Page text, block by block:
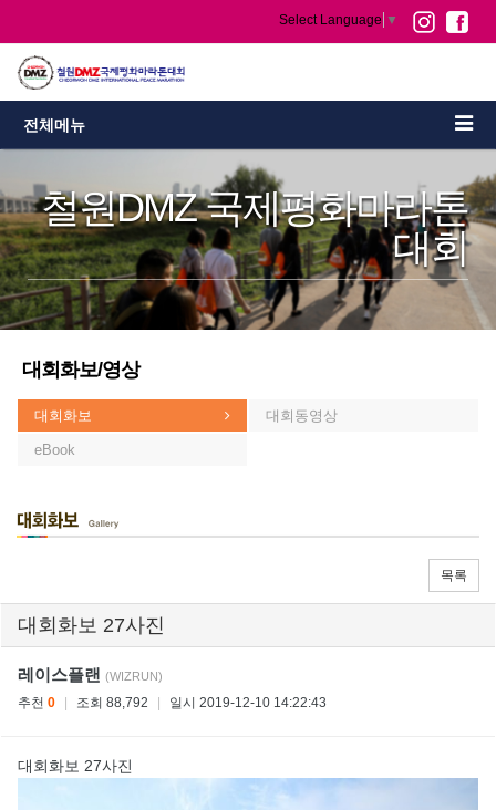
Select Language ▼
전체메뉴
철원DMZ 국제평화마라톤
대회
대회화보/영상
대회화보 대회동영상
eBook
목록
대회화보 27사진
레이스플랜 (WIZRUN)
추천 0 조회 88,792 일시 2019-12-10 14:22:43
대회화보 27사진